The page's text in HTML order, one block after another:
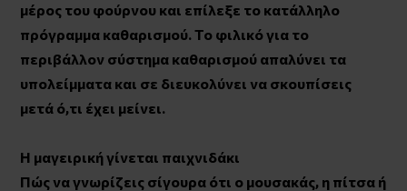
μέρος του φούρνου και επίλεξε το κατάλληλο
πρόγραμμα καθαρισμού. Το φιλικό για το
περιβάλλον σύστημα καθαρισμού απαλύνει τα
υπολείμματα και σε διευκολύνει να σκουπίσεις
μετά ό,τι έχει μείνει.
Η μαγειρική γίνεται παιχνιδάκι
Πώς να γνωρίζεις σίγουρα ότι ο μουσακάς, η πίτσα ή